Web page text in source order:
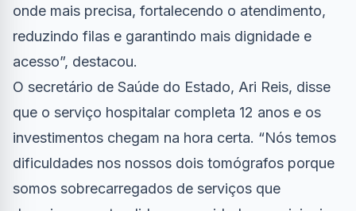
onde mais precisa, fortalecendo o atendimento,
reduzindo filas e garantindo mais dignidade e
acesso”, destacou.
O secretário de Saúde do Estado, Ari Reis, disse
que o serviço hospitalar completa 12 anos e os
investimentos chegam na hora certa. “Nós temos
dificuldades nos nossos dois tomógrafos porque
somos sobrecarregados de serviços que